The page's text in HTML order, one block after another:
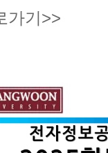
가기>>